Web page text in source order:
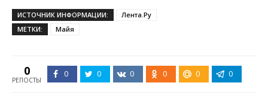
ИСТОЧНИК ИНФОРМАЦИИ:
Лента.Ру
МЕТКИ:
Майя
0
РЕПОСТЫ
0 0 0 0 0 0